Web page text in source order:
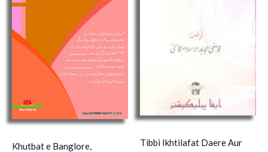
Khutbat e Banglore,
Tibbi Ikhtilafat Daere Aur